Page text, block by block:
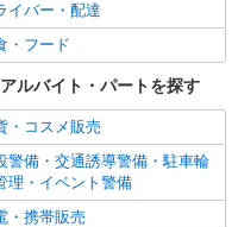
ター。サ高住STAFF募
円 ＜日払い有/週払い有/交
代含む)＞
留米
詳細を見る
イバー・配達
・フード
ルバイト・パートを探す
・コスメ販売
警備・交通誘導警備・駐車輪
理・イベント警備
・携帯販売